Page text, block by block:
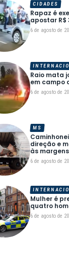
Rapaz é
apostar R$
6 de agosto de
CIDADES
Raio mata
em campo
6 de agosto de
direção e
às
6 de agosto de
MS
Mulher é
quatro
6 de agosto de